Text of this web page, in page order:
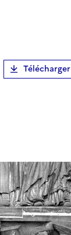
Télécharger